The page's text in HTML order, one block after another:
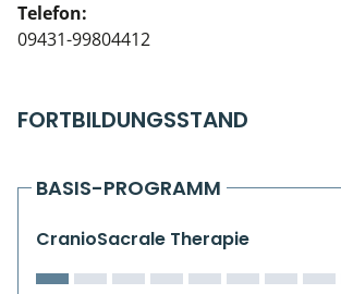
Telefon:
09431-99804412
FORTBILDUNGSSTAND
BASIS-PROGRAMM
CranioSacrale Therapie
Live Online-Kurse